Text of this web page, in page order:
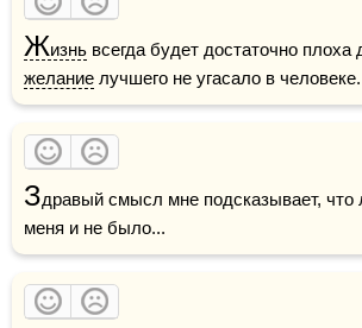
Жизнь
желание лучшего не угасало в человеке.
Здравый смысл мне подсказывает, что
меня и не было...